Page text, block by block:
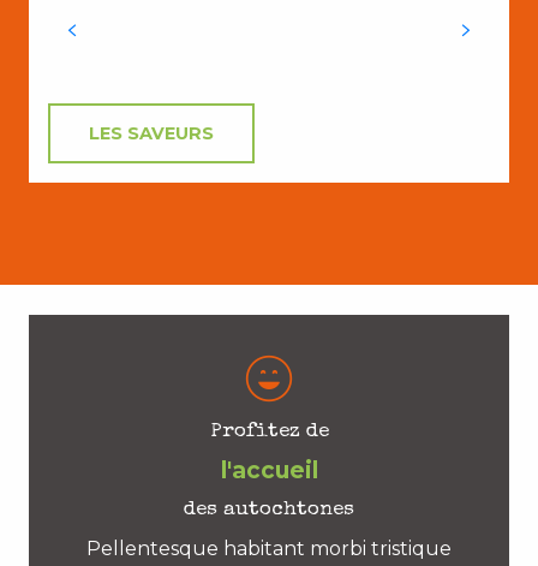
LES SAVEURS
Profitez de
l'accueil
des autochtones
Pellentesque habitant morbi tristique